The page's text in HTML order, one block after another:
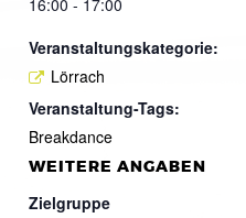
16:00 - 17:00
Veranstaltungskategorie:
Lörrach
Veranstaltung-Tags:
Breakdance
WEITERE ANGABEN
Zielgruppe